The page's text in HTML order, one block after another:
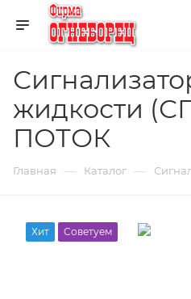
жидкости
ПОТОК
Главная — Каталог —
Хит Советуем